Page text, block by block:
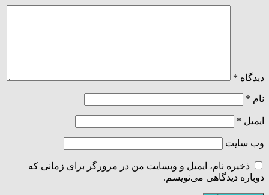
دیدگاه *
نام *
ایمیل *
وب‌ سایت
ذخیره نام، ایمیل و وبسایت من در مرورگر برای زمانی که
دوباره دیدگاهی می‌نویسم.